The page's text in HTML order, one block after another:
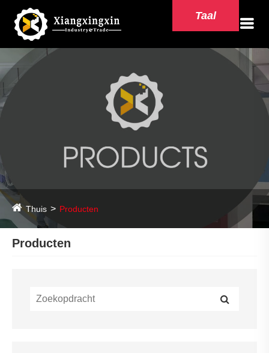
Taal
Thuis Producten
Producten